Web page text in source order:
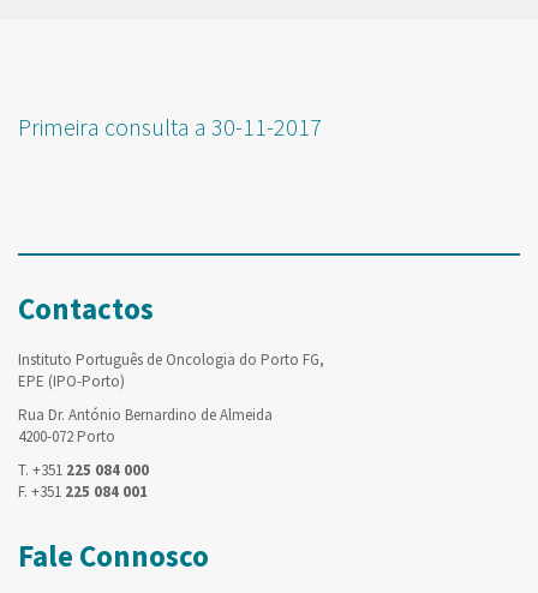
Primeira consulta a 30-11-2017
Contactos
Instituto Português de Oncologia do Porto FG,
EPE (IPO-Porto)
Rua Dr. António Bernardino de Almeida
4200-072 Porto
T. +351 225 084 000
F. +351 225 084 001
Fale Connosco